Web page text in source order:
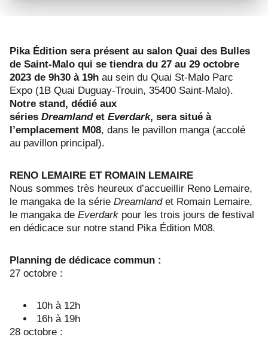
Pika Édition sera présent au salon Quai des Bulles
de Saint-Malo qui se tiendra du 27 au 29 octobre
2023 de 9h30 à 19h au sein du Quai St-Malo Parc
Expo (1B Quai Duguay-Trouin, 35400 Saint-Malo).
Notre stand, dédié aux
séries Dreamland et Everdark, sera situé à
l’emplacement M08, dans le pavillon manga (accolé
au pavillon principal).
RENO LEMAIRE ET ROMAIN LEMAIRE
Nous sommes très heureux d’accueillir Reno Lemaire,
le mangaka de la série Dreamlandet Romain Lemaire,
le mangaka de Everdark pour les trois jours de festival
en dédicace sur notre stand Pika Édition M08.
Planning de dédicace commun :
27 octobre :
10h à 12h
16h à 19h
28 octobre :